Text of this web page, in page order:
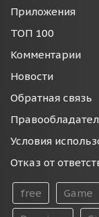
Приложения
ТОП 100
Комментарии
Новости
Обратная связь
Условия
Отказ от
free Game